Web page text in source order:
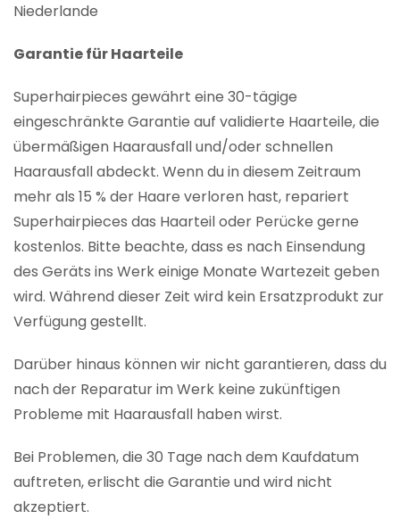
Niederlande
Garantie für Haarteile
Superhairpieces gewährt eine 30-tägige
eingeschränkte Garantie auf validierte Haarteile, die
übermäßigen Haarausfall und/oder schnellen
Haarausfall abdeckt. Wenn du in diesem Zeitraum
mehr als 15 % der Haare verloren hast, repariert
Superhairpieces das Haarteil oder Perücke gerne
kostenlos. Bitte beachte, dass es nach Einsendung
des Geräts ins Werk einige Monate Wartezeit geben
wird. Während dieser Zeit wird kein Ersatzprodukt zur
Verfügung gestellt.
Darüber hinaus können wir nicht garantieren, dass du
nach der Reparatur im Werk keine zukünftigen
Probleme mit Haarausfall haben wirst.
Bei Problemen, die 30 Tage nach dem Kaufdatum
auftreten, erlischt die Garantie und wird nicht
akzeptiert.